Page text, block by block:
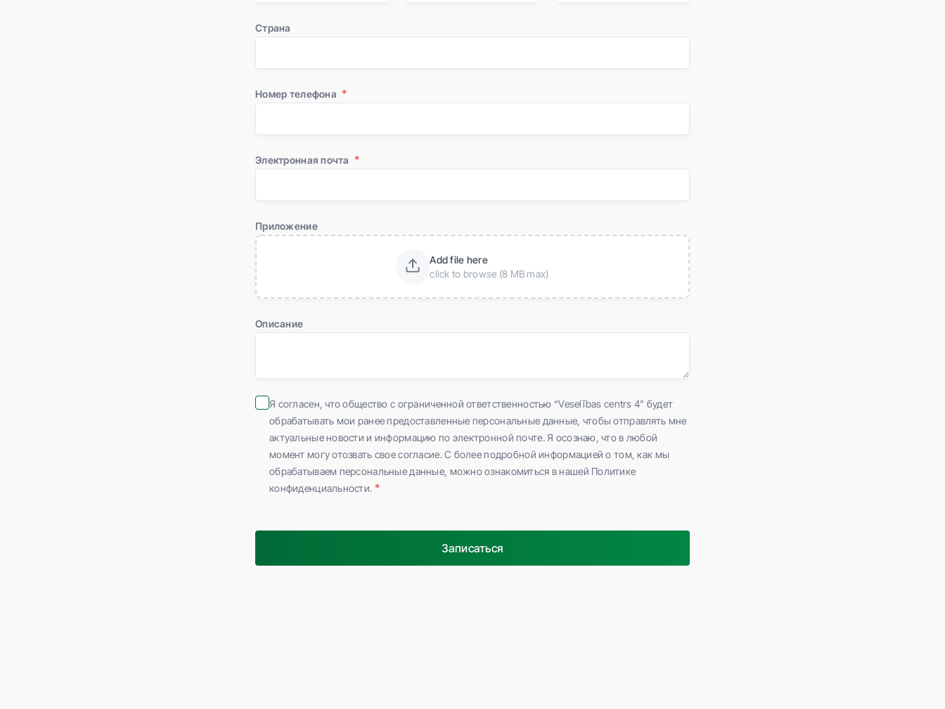
Страна
Номер телефона
Электронная почта
Приложение
Add file here
click to browse (8 MB max)
Описание
Я согласен, что общество с ограниченной ответственностью “Veselības centrs 4” будет
обрабатывать мои ранее предоставленные персональные данные, чтобы отправлять мне
актуальные новости и информацию по электронной почте. Я осознаю, что в любой
момент могу отозвать свое согласие. С более подробной информацией о том, как мы
обрабатываем персональные данные, можно ознакомиться в нашей Политике
конфиденциальности.
Записаться